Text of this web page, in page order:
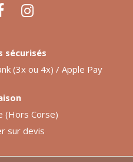
sécurisés
(3x ou 4x) / Apple Pay
(Hors Corse)
sur devis